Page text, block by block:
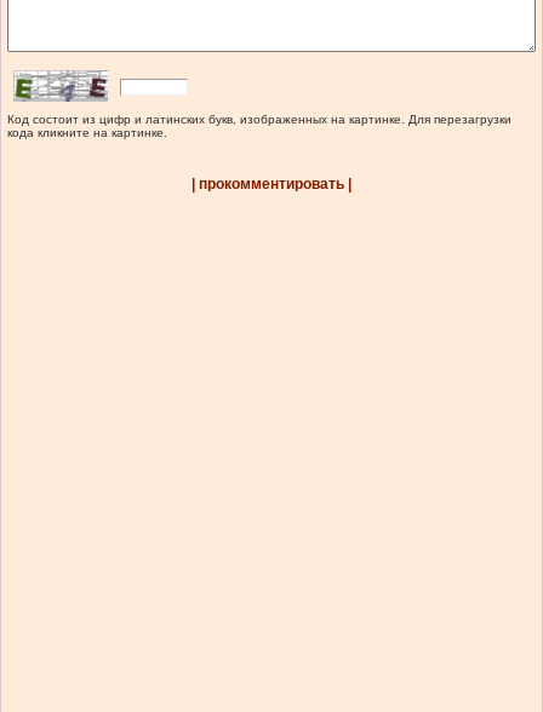
Код состоит из цифр и латинских букв, изображенных на картинке. Для перезагрузки
кода кликните на картинке.
| прокомментировать |